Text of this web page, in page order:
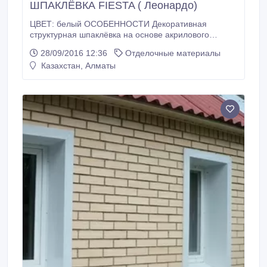
ШПАКЛЁВКА FIESTA ( Леонардо)
ЦВЕТ: белый ОСОБЕННОСТИ Декоративная
структурная шпаклёвка на основе акрилового
применении, моющаяся. Обладает
паропроницаемостью, что позволяет стенам
Высокая степень стойкости к щелочам.
28/09/2016 12:36
Отделочные материалы
Казахстан, Алматы